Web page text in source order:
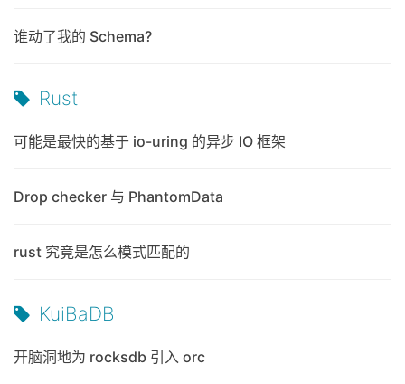
谁动了我的 Schema?
Rust
可能是最快的基于 io-uring 的异步 IO 框架
Drop checker 与 PhantomData
rust 究竟是怎么模式匹配的
KuiBaDB
开脑洞地为 rocksdb 引入 orc